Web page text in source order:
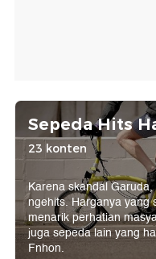
Sepeda Hits
23 konten
Karena skandal
ngehits. Harganya yang
menarik perhatian
juga sepeda lain yang
Fnhon.